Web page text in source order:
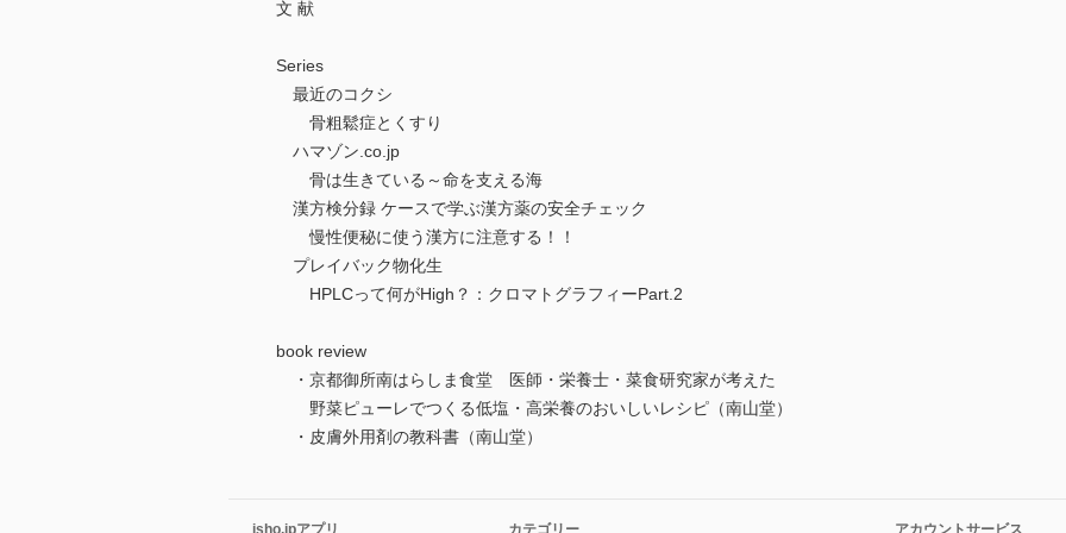
文 献
Series
最近のコクシ
骨粗鬆症とくすり
ハマゾン.co.jp
骨は生きている～命を支える海
漢方検分録 ケースで学ぶ漢方薬の安全チェック
慢性便秘に使う漢方に注意する！！
プレイバック物化生
HPLCって何がHigh？：クロマトグラフィーPart.2
book review
・京都御所南はらしま食堂 医師・栄養士・菜食研究家が考えた
野菜ピューレでつくる低塩・高栄養のおいしいレシピ（南山堂）
・皮膚外用剤の教科書（南山堂）